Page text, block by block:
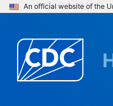
An official website of the